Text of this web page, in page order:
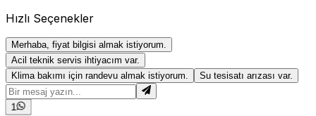
Hızlı Seçenekler
Merhaba, fiyat bilgisi almak istiyorum.
Acil teknik servis ihtiyacım var.
Klima bakımı için randevu almak istiyorum.
Su tesisatı arızası var.
1